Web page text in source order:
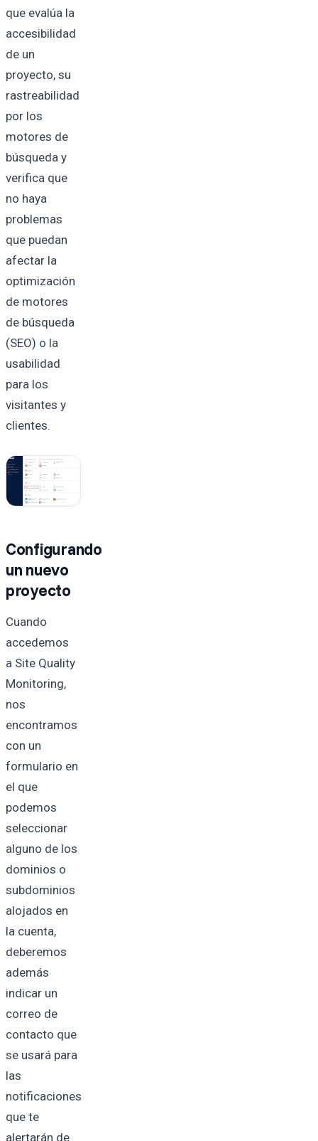
que evalúa la
accesibilidad
de un
proyecto, su
rastreabilidad
por los
motores de
búsqueda y
verifica que
no haya
problemas
que puedan
afectar la
optimización
de motores
de búsqueda
(SEO) o la
usabilidad
para los
visitantes y
clientes.
Configurando
un nuevo
proyecto
Cuando
accedemos
a Site Quality
Monitoring,
nos
encontramos
con un
formulario en
el que
podemos
seleccionar
alguno de los
dominios o
subdominios
alojados en
la cuenta,
deberemos
además
indicar un
correo de
contacto que
se usará para
las
notificaciones
que te
alertarán de